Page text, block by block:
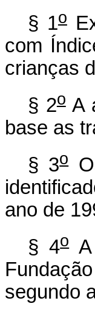
§ 1o
com
crianças
§ 2oA
base as
§ 3o
ano de
§ 4oA
segundo